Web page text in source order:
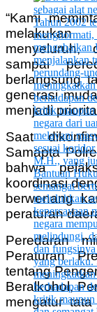
“Kami
menyeluruh,
sampai
berlangsung
generasi
menjadi
Saat
Samapta
bahwa
koordinasi
berwenang
peraturan
Peredaran
Peraturan
tentang
Beralkohol,
mengatur